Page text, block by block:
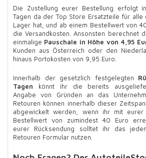
Die Zustellung eurer Bestellung erfolgt
Tagen da der Top Store Ersatzteile für alle
Lager hat, und ab einem Bestellwert von
die Versandkosten. Ansonsten berechnet
einmalige Pauschale in Höhe von 4,95
Kunden aus Österreich oder den
hinaus Portokosten von 9,95 Euro.
Innerhalb der gesetzlich festgelegten
Tagen könnt ihr die bereits
Angabe von Gründen an das
Retouren können innerhalb dieser
abgewickelt werden, wenn ihr mit eurer
Bestellwert von zumindest 40 Euro
eurer Rücksendung solltet ihr das
Retouren Formular nutzen.